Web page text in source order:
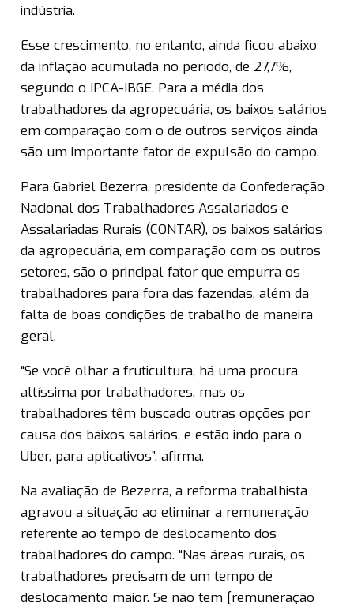
indústria.
Esse crescimento, no entanto, ainda ficou abaixo
da inflação acumulada no período, de 27,7%,
segundo o IPCA-IBGE. Para a média dos
trabalhadores da agropecuária, os baixos salários
em comparação com o de outros serviços ainda
são um importante fator de expulsão do campo.
Para Gabriel Bezerra, presidente da Confederação
Nacional dos Trabalhadores Assalariados e
Assalariadas Rurais (CONTAR), os baixos salários
da agropecuária, em comparação com os outros
setores, são o principal fator que empurra os
trabalhadores para fora das fazendas, além da
falta de boas condições de trabalho de maneira
geral.
“Se você olhar a fruticultura, há uma procura
altíssima por trabalhadores, mas os
trabalhadores têm buscado outras opções por
causa dos baixos salários, e estão indo para o
Uber, para aplicativos”, afirma.
Na avaliação de Bezerra, a reforma trabalhista
agravou a situação ao eliminar a remuneração
referente ao tempo de deslocamento dos
trabalhadores do campo. “Nas áreas rurais, os
trabalhadores precisam de um tempo de
deslocamento maior. Se não tem [remuneração